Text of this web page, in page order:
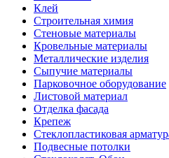
Клей
Строительная химия
Стеновые материалы
Кровельные материалы
Металлические изделия
Сыпучие материалы
Парковочное оборудование
Листовой материал
Отделка фасада
Крепеж
Стеклопластиковая
Подвесные потолки